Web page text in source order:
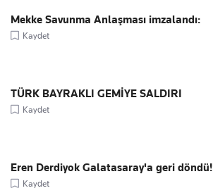
Mekke Savunma Anlaşması imzalandı:
Kaydet
TÜRK BAYRAKLI GEMİYE SALDIRI
Kaydet
Eren Derdiyok Galatasaray'a geri döndü!
Kaydet